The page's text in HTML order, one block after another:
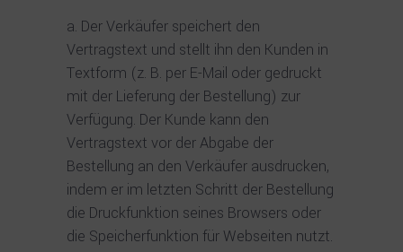
Der Verkäufer speichert den
Vertragstext und stellt ihn den Kunden in
Textform (z. B. per E-Mail oder gedruckt
mit der Lieferung der Bestellung) zur
Verfügung. Der Kunde kann den
Vertragstext vor der Abgabe der
Bestellung an den Verkäufer ausdrucken,
indem er im letzten Schritt der Bestellung
die Druckfunktion seines Browsers oder
die Speicherfunktion für Webseiten nutzt.